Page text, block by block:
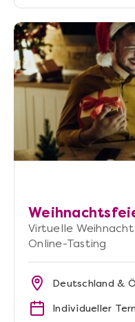
Virtuelle
Online-Tasting
Deutschland &
Individueller